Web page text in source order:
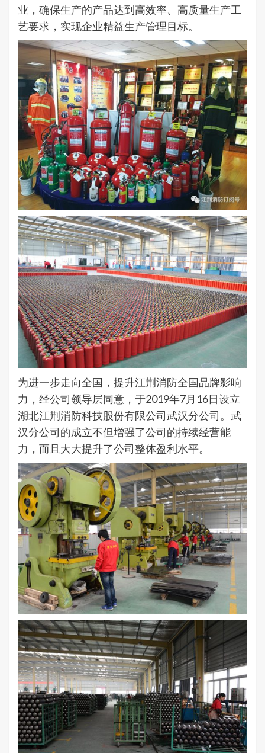
业，确保生产的产品达到高效率、高质量生产工
艺要求，实现企业精益生产管理目标。
为进一步走向全国，提升江荆消防全国品牌影响
力，经公司领导层同意，于2019年7月16日设立
湖北江荆消防科技股份有限公司武汉分公司。武
汉分公司的成立不但增强了公司的持续经营能
力，而且大大提升了公司整体盈利水平。